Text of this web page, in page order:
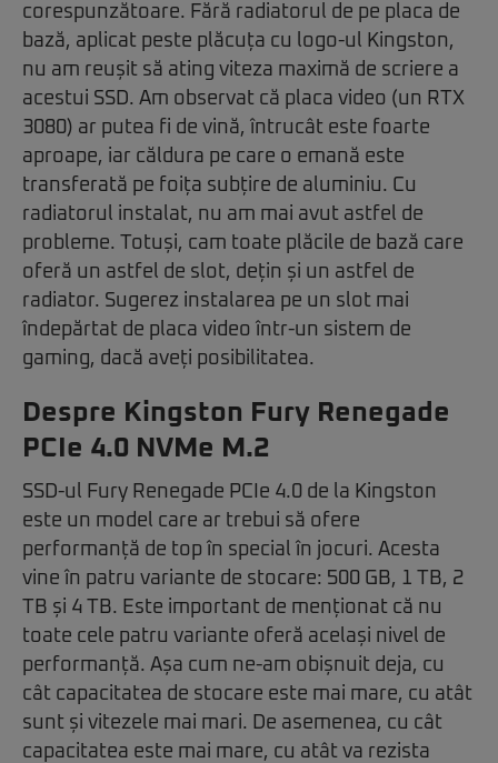
corespunzătoare. Fără radiatorul de pe placa de
bază, aplicat peste plăcuța cu logo-ul Kingston,
nu am reușit să ating viteza maximă de scriere a
acestui SSD. Am observat că placa video (un RTX
3080) ar putea fi de vină, întrucât este foarte
aproape, iar căldura pe care o emană este
transferată pe foița subțire de aluminiu. Cu
radiatorul instalat, nu am mai avut astfel de
probleme. Totuși, cam toate plăcile de bază care
oferă un astfel de slot, dețin și un astfel de
radiator. Sugerez instalarea pe un slot mai
îndepărtat de placa video într-un sistem de
gaming, dacă aveți posibilitatea.
Despre Kingston Fury Renegade
PCIe 4.0 NVMe M.2
SSD-ul Fury Renegade PCIe 4.0 de la Kingston
este un model care ar trebui să ofere
performanță de top în special în jocuri. Acesta
vine în patru variante de stocare: 500 GB, 1 TB, 2
TB și 4 TB. Este important de menționat că nu
toate cele patru variante oferă același nivel de
performanță. Așa cum ne-am obișnuit deja, cu
cât capacitatea de stocare este mai mare, cu atât
sunt și vitezele mai mari. De asemenea, cu cât
capacitatea este mai mare, cu atât va rezista